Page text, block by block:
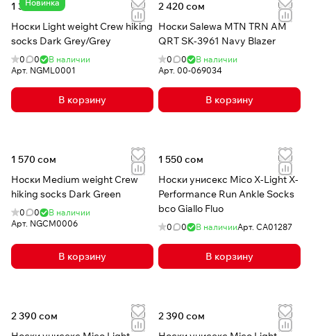
Новинка
1 310 сом
Носки Light weight Crew hiking
socks Dark Grey/Grey
0 0
В наличии
Арт. NGML0001
В корзину
2 420 сом
Носки Salewa MTN TRN AM
QRT SK-3961 Navy Blazer
0 0
В наличии
Арт. 00-069034
В корзину
1 570 сом
Носки Medium weight Crew
hiking socks Dark Green
0 0
В наличии
Арт. NGCM0006
В корзину
1 550 сом
Носки унисекс Mico X-Light X-
Performance Run Ankle Socks
bco Giallo Fluo
0 0 В наличииАрт. CA01287
В корзину
2 390 сом
2 390 сом